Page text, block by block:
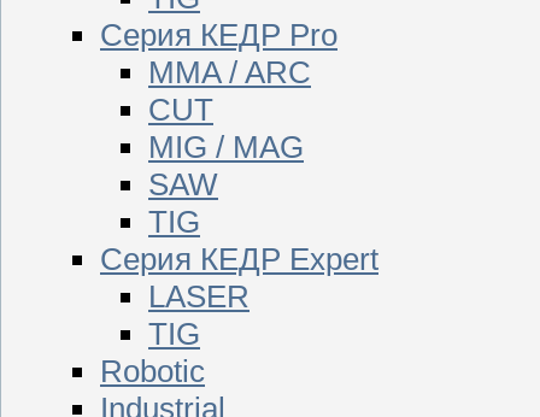
Серия КЕДР Pro
MMA / ARC
CUT
MIG / MAG
SAW
TIG
Серия КЕДР Expert
LASER
TIG
Robotic
Industrial